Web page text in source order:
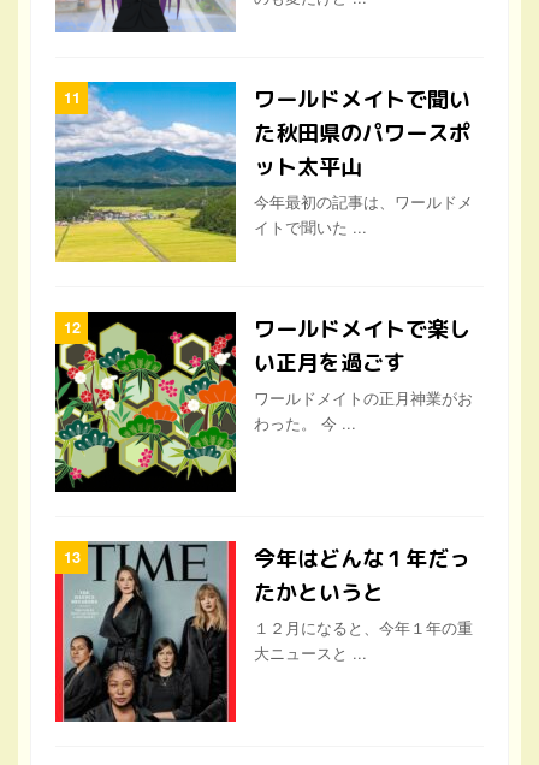
ワールドメイトで聞い
た秋田県のパワースポ
ット太平山
今年最初の記事は、ワールドメ
イトで聞いた ...
ワールドメイトで楽し
い正月を過ごす
ワールドメイトの正月神業がお
わった。 今 ...
今年はどんな１年だっ
たかというと
１２月になると、今年１年の重
大ニュースと ...